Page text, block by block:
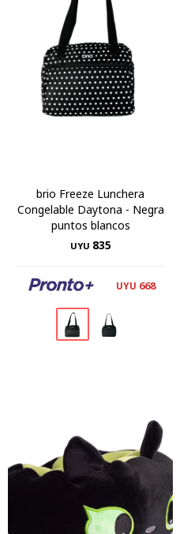
brio Freeze Lunchera
Congelable Daytona - Negra
puntos blancos
UYU 835
UYU 668